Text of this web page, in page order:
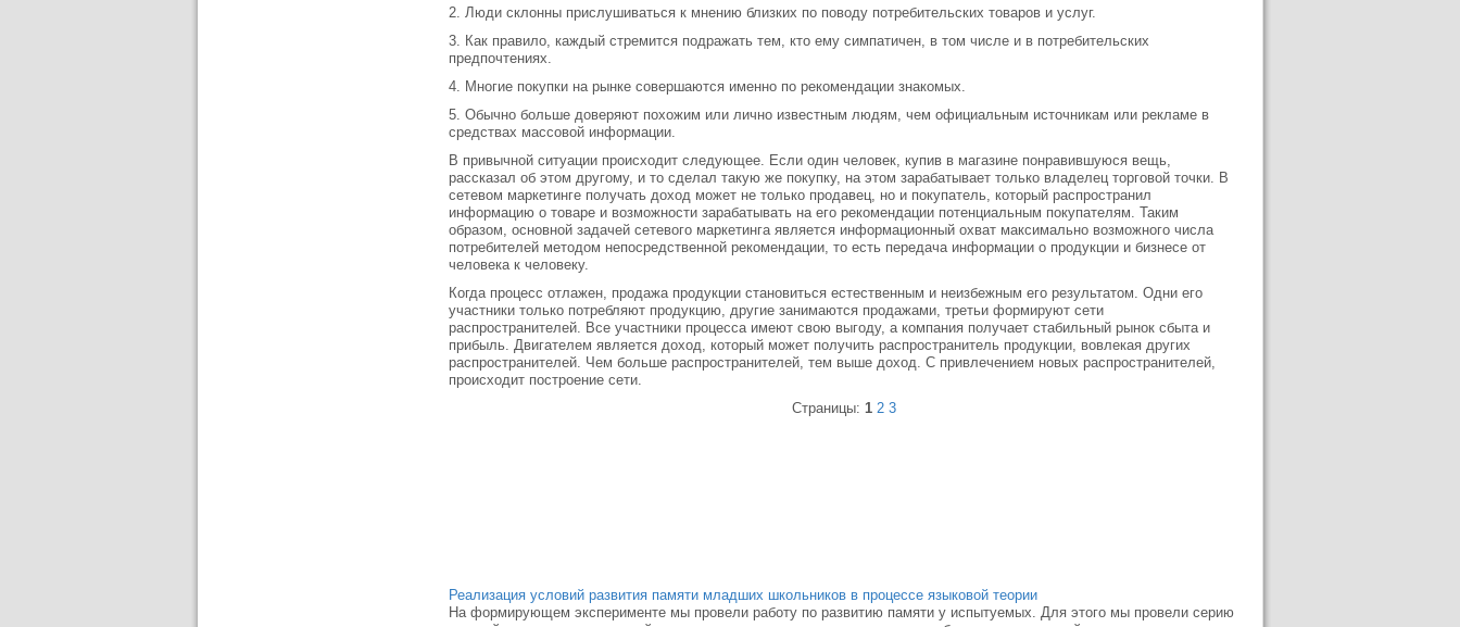
2. Люди склонны прислушиваться к мнению близких по поводу потребительских товаров и услуг.
3. Как правило, каждый стремится подражать тем, кто ему симпатичен, в том числе и в потребительских
предпочтениях.
4. Многие покупки на рынке совершаются именно по рекомендации знакомых.
5. Обычно больше доверяют похожим или лично известным людям, чем официальным источникам или рекламе в
средствах массовой информации.
В привычной ситуации происходит следующее. Если один человек, купив в магазине понравившуюся вещь,
рассказал об этом другому, и то сделал такую же покупку, на этом зарабатывает только владелец торговой точки. В
сетевом маркетинге получать доход может не только продавец, но и покупатель, который распространил
информацию о товаре и возможности зарабатывать на его рекомендации потенциальным покупателям. Таким
образом, основной задачей сетевого маркетинга является информационный охват максимально возможного числа
потребителей методом непосредственной рекомендации, то есть передача информации о продукции и бизнесе от
человека к человеку.
Когда процесс отлажен, продажа продукции становиться естественным и неизбежным его результатом. Одни его
участники только потребляют продукцию, другие занимаются продажами, третьи формируют сети
распространителей. Все участники процесса имеют свою выгоду, а компания получает стабильный рынок сбыта и
прибыль. Двигателем является доход, который может получить распространитель продукции, вовлекая других
распространителей. Чем больше распространителей, тем выше доход. С привлечением новых распространителей,
происходит построение сети.
Страницы: 1 2 3
Реализация условий развития памяти младших школьников в процессе языковой теории
На формирующем эксперименте мы провели работу по развитию памяти у испытуемых. Для этого мы провели серию